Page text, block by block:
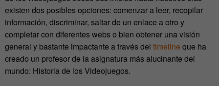
existen dos posibles opciones: comenzar a leer, recopilar
información, discriminar, saltar de un enlace a otro y
completar con diferentes webs o bien obtener una visión
general y bastante impactante a través del timeline que ha
creado un profesor de la asignatura más alucinante del
mundo: Historia de los Videojuegos.